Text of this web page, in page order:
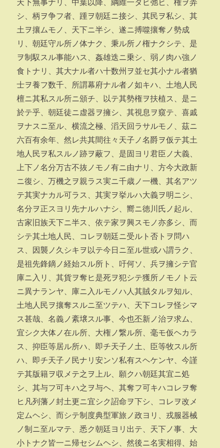
天下無事ナリ、中葉以降、綱維一タヒ弛ヒ、権ヲ弄
シ、柄ヲ争フ者、踵ヲ朝廷ニ接シ、其民ヲ私シ、其
土ヲ攘ムモノ、天下ニ半シ、遂ニ搏噬攘奪ノ勢成
リ、朝廷守ル所ノ体ナク、秉ル所ノ権ナクシテ、是
ヲ制馭スル事能ハス、姦雄迭ニ乗シ、弱ノ肉ハ強ノ
食トナリ、其大ナル者ハ十数州ヲ並セ其小ナル者猶
士ヲ養フ数千、所謂幕府ナル者ノ如キハ、土地人民
檀ニ其私スル所ニ頒チ、以テ其勢権ヲ扶植ス、是ニ
於テ乎、朝廷徒ニ虚器ヲ擁シ、其視息ヲ窺テ、喜戚
ヲナスニ至ル、横流之極、滔天回ラサルモノ、茲ニ
六百有余年、然レ共其間往々天子ノ名爵ヲ仮テ其土
地人民ヲ私スルノ跡ヲ蔽フ、是固ヨリ君臣ノ大義、
上下ノ名分万古不抜ノモノ有ニ由ナリ、方今大政新
ニ復シ、万機之ヲ親ラス実ニ千歳ノ一機、其名アツ
テ其実ナカル可ラス、其実ヲ挙ルハ大義ヲ明ニシ、
名分ヲ正スヨリ先ナルハナシ、嚮ニ徳川氏ノ起ル、
古家旧族天下ニ半ス、依テ家ヲ興スモノ亦多シ、而
シテ其土地人民、コレヲ朝廷ニ受ルト否トヲ問ハ
ス、因襲ノ久シキヲ以テ今日ニ至ル世或ハ謂ラク、
是祖先鋒鏑ノ経始スル所ト、吁何ソ、兵ヲ擁シテ官
庫ニ入リ、其貨ヲ奪ヒ是死ヲ犯シテ獲所ノモノト云
ニ異ナランヤ、庫ニ入ルモノハ人其賊タルヲ知ル、
土地人民ヲ攘奪スルニ至ツテハ、天下コレヲ怪シマ
ス甚哉、名義ノ紊壌スル事、今也丕新ノ治ヲ求ム、
宜シク大体ノ在ル所、大権ノ繋ル所、毫モ仮ヘカラ
ス、抑臣等居ル所ハ、即チ天子ノ土、臣等牧スル所
ハ、即チ天子ノ民ナリ安ンソ私有スヘケンヤ、今謹
テ其版籍ヲ収メテ之ヲ上ル、願クハ朝廷其宜ニ処
シ、其与フ可キハ之ヲ与ヘ、其奪フ可キハコレヲ奪
ヒ凡列藩ノ封土更ニ宜シク詔命ヲ下シ、コレヲ改メ
定ムヘシ、而シテ制度典型軍旅ノ政ヨリ、戎服器械
ノ制ニ至ルマテ、悉ク朝廷ヨリ出テ、天下ノ事、大
小トナク皆一ニ帰セシムヘシ、然後ニ名実相得、始